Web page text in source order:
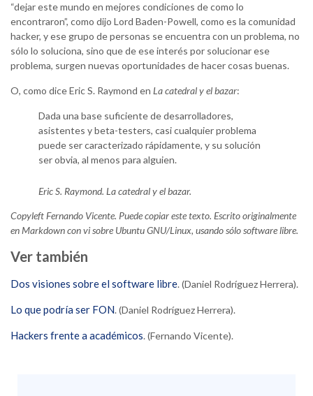
“dejar este mundo en mejores condiciones de como lo
encontraron”, como dijo Lord Baden-Powell, como es la comunidad
hacker, y ese grupo de personas se encuentra con un problema, no
sólo lo soluciona, sino que de ese interés por solucionar ese
problema, surgen nuevas oportunidades de hacer cosas buenas.
O, como dice Eric S. Raymond en La catedral y el bazar:
Dada una base suficiente de desarrolladores,
asistentes y beta-testers, casi cualquier problema
puede ser caracterizado rápidamente, y su solución
ser obvia, al menos para alguien.
Eric S. Raymond. La catedral y el bazar.
Copyleft Fernando Vicente. Puede copiar este texto. Escrito originalmente
en Markdown con vi sobre Ubuntu GNU/Linux, usando sólo software libre.
Ver también
Dos visiones sobre el software libre. (Daniel Rodríguez Herrera).
Lo que podría ser FON. (Daniel Rodríguez Herrera).
Hackers frente a académicos. (Fernando Vicente).